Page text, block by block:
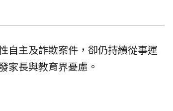
自主及詐欺案件，卻仍持續從事運
家長與教育界憂慮。